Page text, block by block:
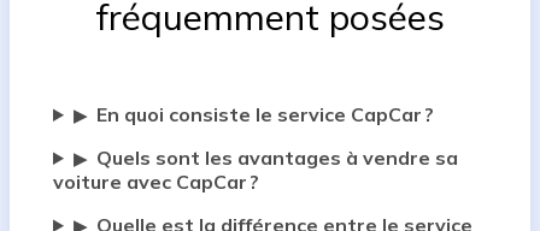
fréquemment posées
▶ En quoi consiste le service CapCar ?
▶ Quels sont les avantages à vendre sa
voiture avec CapCar ?
▶ Quelle est la différence entre le service